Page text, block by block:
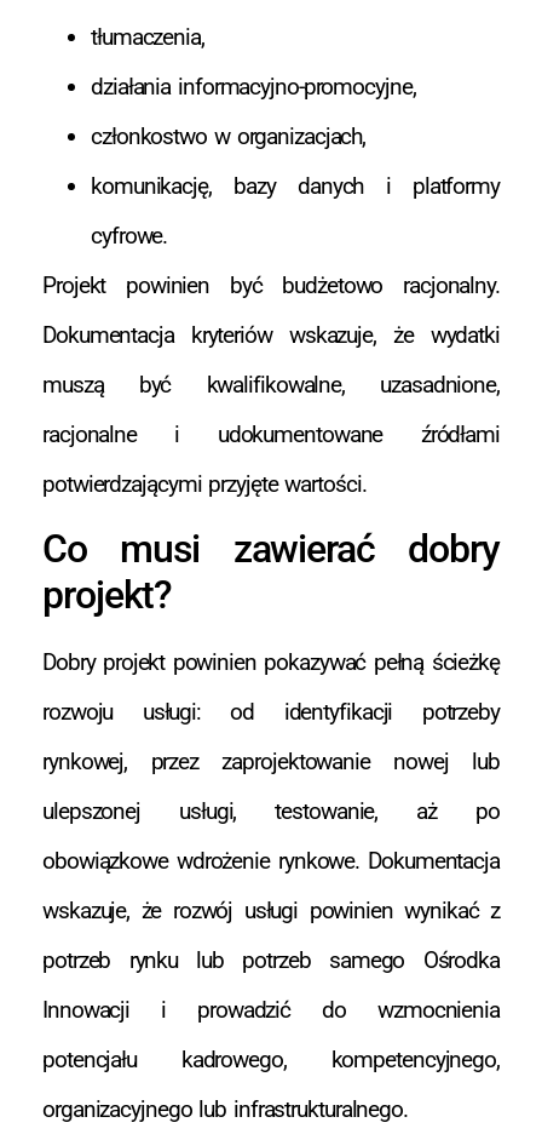
tłumaczenia,
działania informacyjno-promocyjne,
członkostwo w organizacjach,
komunikację, bazy danych i platformy
cyfrowe.
Projekt powinien być budżetowo racjonalny.
Dokumentacja kryteriów wskazuje, że wydatki
muszą być kwalifikowalne, uzasadnione,
racjonalne i udokumentowane źródłami
potwierdzającymi przyjęte wartości.
Co musi zawierać dobry
projekt?
Dobry projekt powinien pokazywać pełną ścieżkę
rozwoju usługi: od identyfikacji potrzeby
rynkowej, przez zaprojektowanie nowej lub
ulepszonej usługi, testowanie, aż po
obowiązkowe wdrożenie rynkowe. Dokumentacja
wskazuje, że rozwój usługi powinien wynikać z
potrzeb rynku lub potrzeb samego Ośrodka
Innowacji i prowadzić do wzmocnienia
potencjału kadrowego, kompetencyjnego,
organizacyjnego lub infrastrukturalnego.